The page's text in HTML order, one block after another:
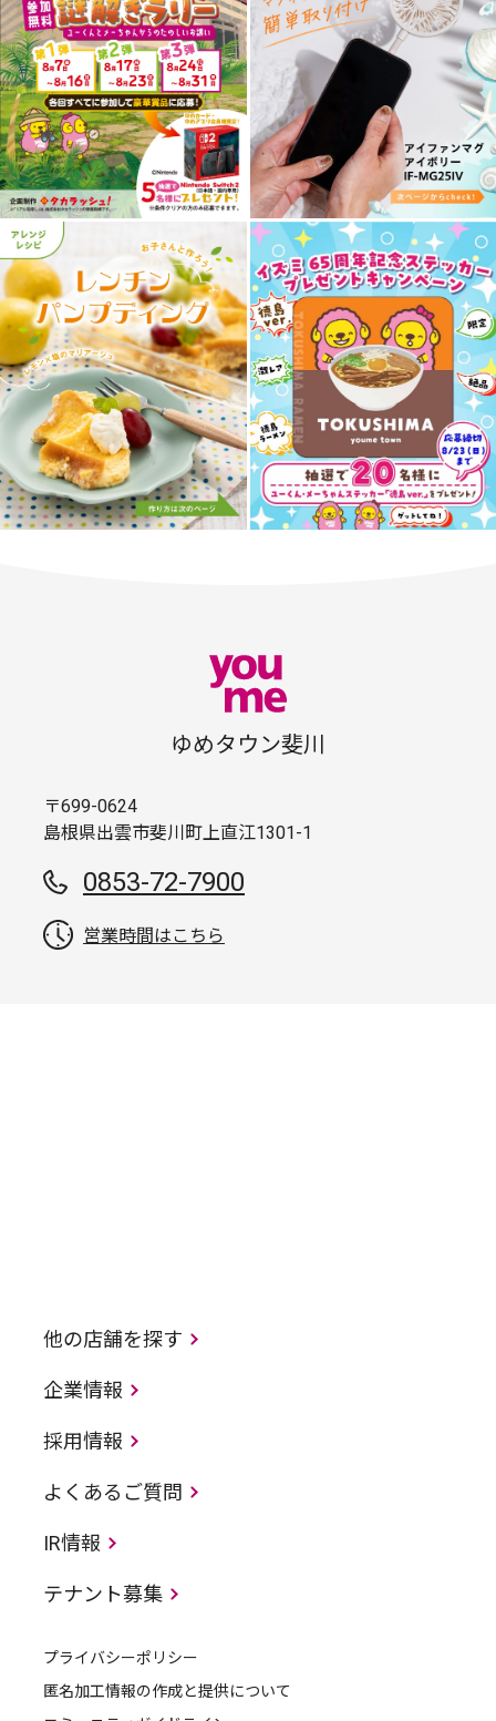
ゆめタウン斐川
〒699-0624
島根県出雲市斐川町上直江1301-1
0853-72-7900
営業時間はこちら
他の店舗を探す
企業情報
採用情報
よくあるご質問
IR情報
テナント募集
プライバシーポリシー
匿名加工情報の作成と提供について